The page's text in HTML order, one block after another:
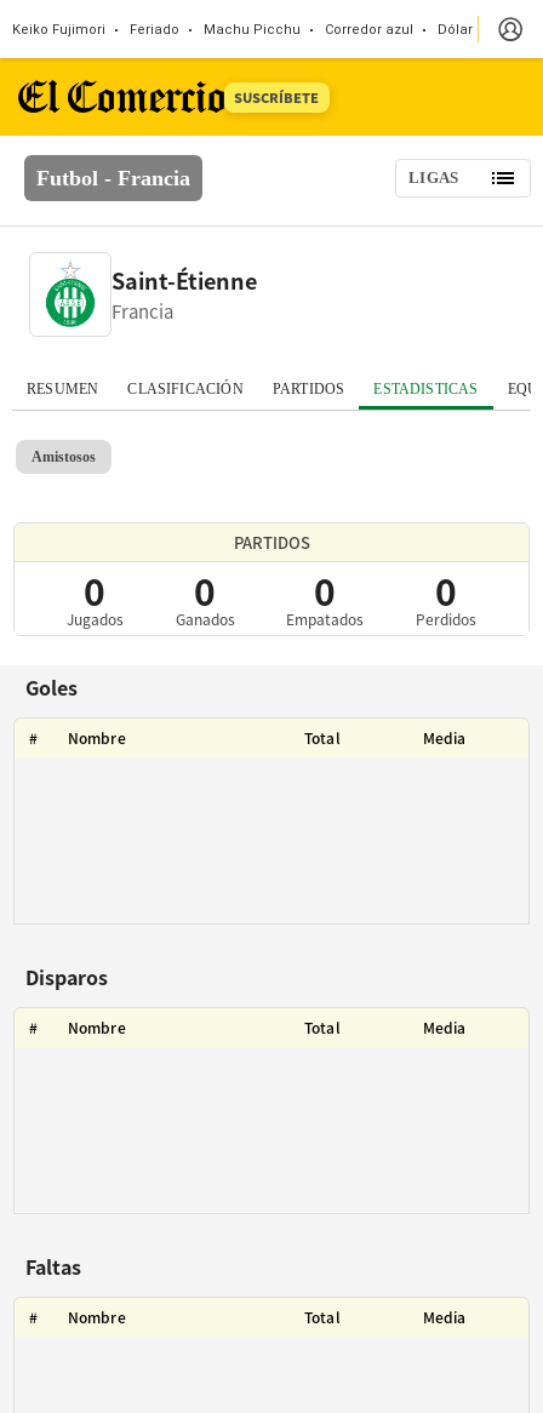
Keiko Fujimori Feriado Machu Picchu Corredor azul Dólar
SUSCRÍBETE
Futbol - Francia LIGAS
Saint-Étienne
Francia
RESUMEN CLASIFICACIÓN PARTIDOS ESTADISTICAS
Amistosos
PARTIDOS
0
Jugados
0
Ganados
0
Empatados
0
Perdidos
Goles
# Nombre Total Media
Disparos
# Nombre Total Media
Faltas
# Nombre Total Media